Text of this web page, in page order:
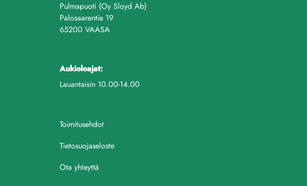
Pulmapuoti (Oy Sloyd Ab)
Palosaarentie 19
65200 VAASA
Aukioloajat:
Lauantaisin 10.00-14.00
Toimitusehdot
Tietosuojaseloste
Ota yhteyttä